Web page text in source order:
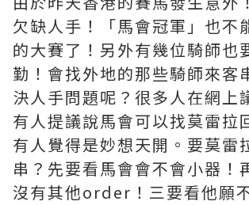
欠缺人手！「馬會冠軍」也不
的大賽了！另外有幾位騎師也
勤！會找外地的那些騎師來客
決人手問題呢？很多人在網上
有人提議說馬會可以找莫雷拉
有人覺得是妙想天開。要莫雷
串？先要看馬會會不會小器！
沒有其他order！三要看他願